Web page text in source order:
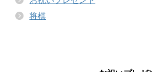
将棋